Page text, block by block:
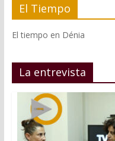
El Tiempo
El tiempo en Dénia
La entrevista